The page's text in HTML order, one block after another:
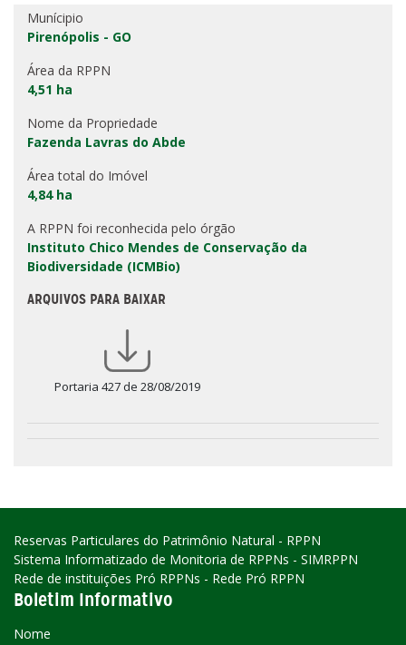
Munícipio
Pirenópolis - GO
Área da RPPN
4,51 ha
Nome da Propriedade
Fazenda Lavras do Abde
Área total do Imóvel
4,84 ha
A RPPN foi reconhecida pelo órgão
Instituto Chico Mendes de Conservação da
Biodiversidade (ICMBio)
ARQUIVOS PARA BAIXAR
Portaria 427 de 28/08/2019
Reservas Particulares do Patrimônio Natural - RPPN
Sistema Informatizado de Monitoria de RPPNs - SIMRPPN
Rede de instituições Pró RPPNs - Rede Pró RPPN
Boletim Informativo
Nome